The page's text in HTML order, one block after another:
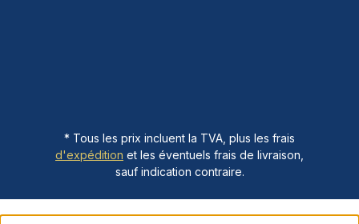
* Tous les prix incluent la TVA, plus les frais
d'expédition et les éventuels frais de livraison,
sauf indication contraire.